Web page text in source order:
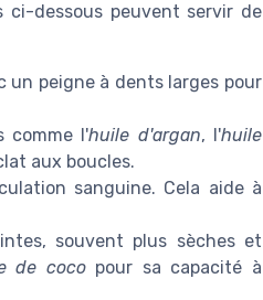
ci-dessous peuvent servir de
un peigne à dents larges pour
comme l'huile d'argan, l'huile
aux boucles.
sanguine. Cela aide à
souvent plus sèches et
de cocopour sa capacité à